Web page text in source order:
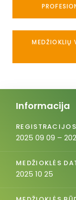
Informacija
2025 09 09 –
MEDŽIOKLĖS
2025 10 25